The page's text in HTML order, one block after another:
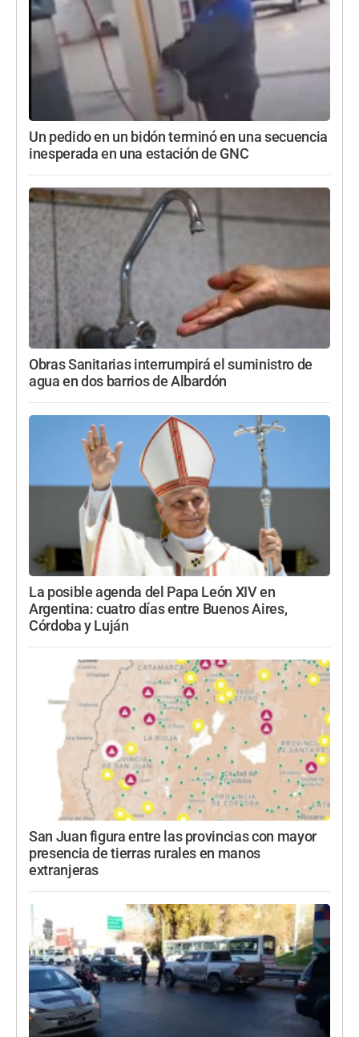
Un pedido en un bidón terminó en una secuencia
inesperada en una estación de GNC
Obras Sanitarias interrumpirá el suministro de
agua en dos barrios de Albardón
La posible agenda del Papa León XIV en
Argentina: cuatro días entre Buenos Aires,
Córdoba y Luján
San Juan figura entre las provincias con mayor
presencia de tierras rurales en manos
extranjeras